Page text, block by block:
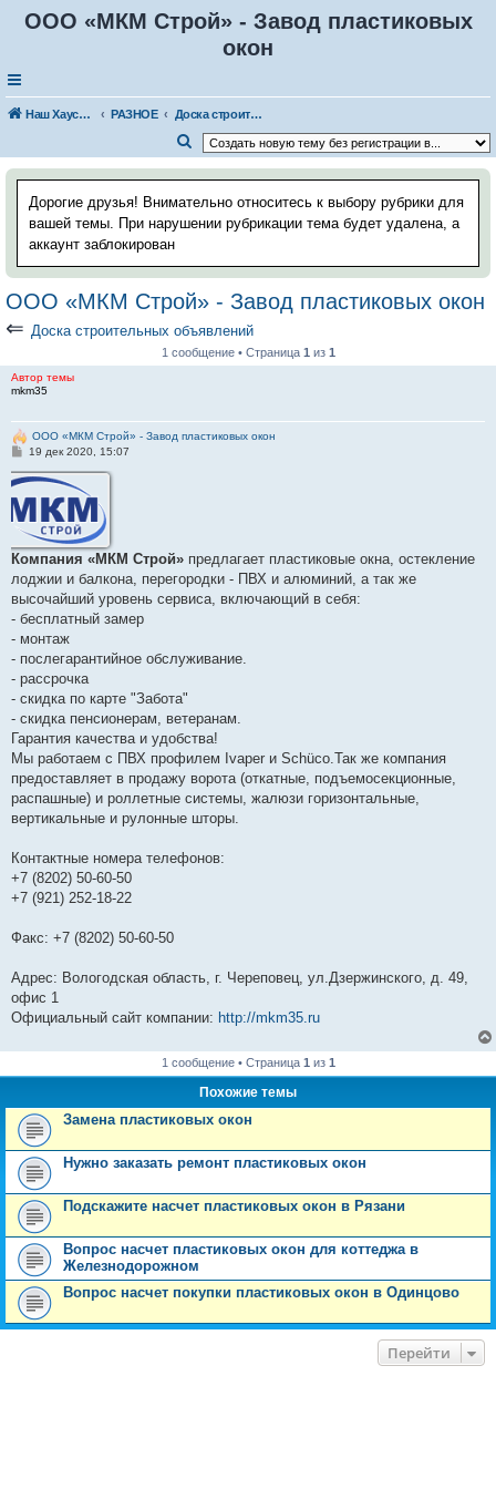
ООО «МКМ Строй» - Завод пластиковых
окон
Наш Хаус-форум РАЗНОЕ
Доска строительных объявлений
о
с
Дорогие друзья! Внимательно относитесь к выбору рубрики для
вашей темы. При нарушении рубрикации тема будет удалена, а
аккаунт заблокирован
ООО «МКМ Строй» - Завод пластиковых окон
⇐ Доска строительных объявлений
1 сообщение • Страница 1 из 1
Автор темы
mkm35
ООО «МКМ Строй» - Завод пластиковых окон
С
о
щ
е
н
е
19 дек 2020, 15:07
Компания «МКМ Строй» предлагает пластиковые окна, остекление
лоджии и балкона, перегородки - ПВХ и алюминий, а так же
высочайший уровень сервиса, включающий в себя:
- бесплатный замер
- монтаж
- послегарантийное обслуживание.
- рассрочка
- скидка по карте "Забота"
- скидка пенсионерам, ветеранам.
Гарантия качества и удобства!
Мы работаем с ПВХ профилем Ivaper и Schüco.Так же компания
предоставляет в продажу ворота (откатные, подъемосекционные,
распашные) и роллетные системы, жалюзи горизонтальные,
вертикальные и рулонные шторы.
Контактные номера телефонов:
+7 (8202) 50-60-50
+7 (921) 252-18-22
Факс: +7 (8202) 50-60-50
Адрес: Вологодская область, г. Череповец, ул.Дзержинского, д. 49,
офис 1
Официальный сайт компании: http://mkm35.ru
1 сообщение • Страница 1 из 1
Похожие темы
Замена пластиковых окон
Нужно заказать ремонт пластиковых окон
Подскажите насчет пластиковых окон в Рязани
Вопрос насчет пластиковых окон для коттеджа в
Железнодорожном
Вопрос насчет покупки пластиковых окон в Одинцово
Перейти